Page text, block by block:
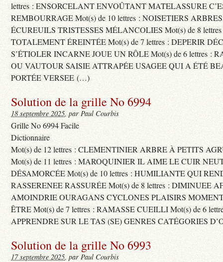
lettres : ENSORCELANT ENVOÛTANT MATELASSURE
REMBOURRAGE Mot(s) de 10 lettres : NOISETIERS
ÉCUREUILS TRISTESSES MÉLANCOLIES Mot(s) de 8
TOTALEMENT ÉREINTÉE Mot(s) de 7 lettres : DEPERIR
S’ÉTIOLER INCARNE JOUE UN RÔLE Mot(s) de 6 lettres :
OU VAUTOUR SAISIE ATTRAPÉE USAGEE QUI A ÉTÉ
PORTÉE VERSEE (…)
Solution de la grille No 6994
18 septembre 2025, par Paul Courbis
Grille No 6994 Facile
Dictionnaire
Mot(s) de 12 lettres : CLEMENTINIER ARBRE À PETITS
Mot(s) de 11 lettres : MAROQUINIER IL AIME LE CUIR
DÉSAMORCÉE Mot(s) de 10 lettres : HUMILIANTE QUI
RASSERENEE RASSURÉE Mot(s) de 8 lettres : DIMINUEE
AMOINDRIE OURAGANS CYCLONES PLAISIRS
ÊTRE Mot(s) de 7 lettres : RAMASSE CUEILLI Mot(s) de 6
APPRENDRE SUR LE TAS (SE) GENRES CATÉGORIES
Solution de la grille No 6993
17 septembre 2025, par Paul Courbis